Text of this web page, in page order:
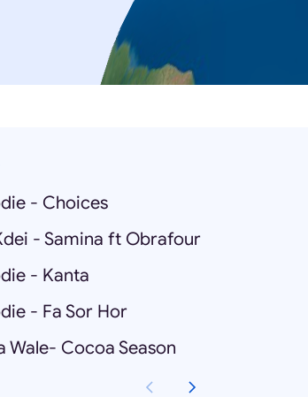
- Choices
- Samina ft Obrafour
- Kanta
- Fa Sor Hor
Wale- Cocoa Season